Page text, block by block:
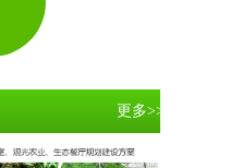
更多>>